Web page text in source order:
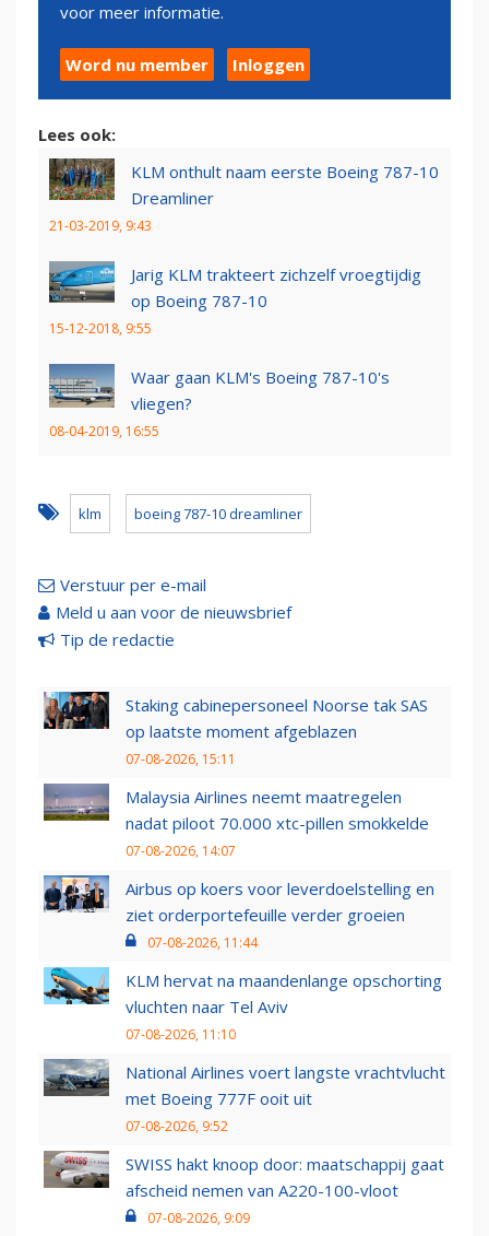
voor meer informatie.
Word nu member Inloggen
Lees ook:
KLM onthult naam eerste Boeing 787-10
Dreamliner
21-03-2019, 9:43
Jarig KLM trakteert zichzelf vroegtijdig
op Boeing 787-10
15-12-2018, 9:55
Waar gaan KLM's Boeing 787-10's
vliegen?
08-04-2019, 16:55
klm boeing 787-10 dreamliner
Verstuur per e-mail
Meld u aan voor de nieuwsbrief
Tip de redactie
Staking cabinepersoneel Noorse tak SAS
op laatste moment afgeblazen
07-08-2026, 15:11
Malaysia Airlines neemt maatregelen
nadat piloot 70.000 xtc-pillen smokkelde
07-08-2026, 14:07
Airbus op koers voor leverdoelstelling en
ziet orderportefeuille verder groeien
07-08-2026, 11:44
KLM hervat na maandenlange opschorting
vluchten naar Tel Aviv
07-08-2026, 11:10
National Airlines voert langste vrachtvlucht
met Boeing 777F ooit uit
07-08-2026, 9:52
SWISS hakt knoop door: maatschappij gaat
afscheid nemen van A220-100-vloot
07-08-2026, 9:09